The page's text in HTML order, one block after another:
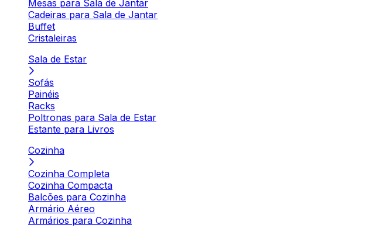
Mesas para Sala de Jantar
Cadeiras para Sala de Jantar
Buffet
Cristaleiras
Sala de Estar
Sofás
Painéis
Racks
Poltronas para Sala de Estar
Estante para Livros
Cozinha
Cozinha Completa
Cozinha Compacta
Balcões para Cozinha
Armário Aéreo
Armários para Cozinha